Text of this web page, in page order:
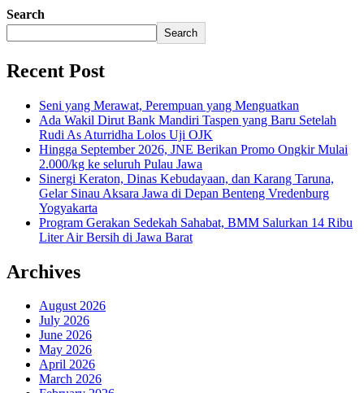
Search
Search
Recent Post
Seni yang Merawat, Perempuan yang Menguatkan
Ada Wakil Dirut Bank Mandiri Taspen yang Baru Setelah
Rudi As Aturridha Lolos Uji OJK
Hingga September 2026, JNE Berikan Promo Ongkir Mulai
2.000/kg ke seluruh Pulau Jawa
Sinergi Keraton, Dinas Kebudayaan, dan Karang Taruna,
Gelar Sinau Aksara Jawa di Depan Benteng Vredenburg
Yogyakarta
Program Gerakan Sedekah Sahabat, BMM Salurkan 14 Ribu
Liter Air Bersih di Jawa Barat
Archives
August 2026
July 2026
June 2026
May 2026
April 2026
March 2026